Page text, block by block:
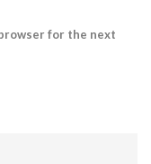
for the next